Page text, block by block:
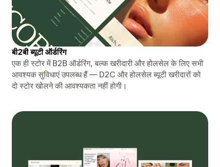
बी2बी ब्यूटी ऑर्डरिंग
एक ही स्टोर में B2B ऑर्डरिंग, बल्क खरीदारी और होलसेल के लिए सभी
आवश्यक सुविधाएं उपलब्ध हैं — D2C और होलसेल ब्यूटी खरीदारों को
दो स्टोर खोलने की आवश्यकता नहीं होगी।